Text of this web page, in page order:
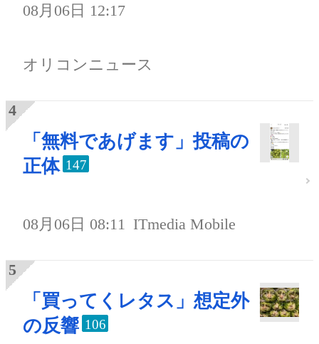
08月06日 12:17
オリコンニュース
「無料であげます」投稿の
正体 147
08月06日 08:11 ITmedia Mobile
「買ってくレタス」想定外
の反響 106